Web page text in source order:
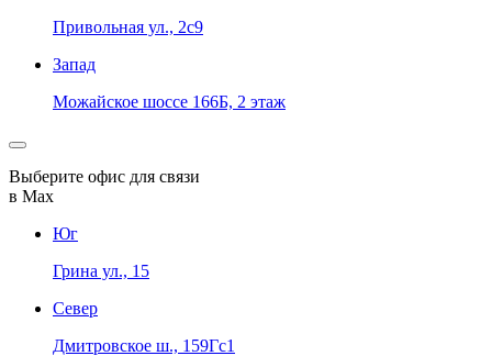
Привольная ул., 2с9
Запад
Можайское шоссе 166Б, 2 этаж
Выберите офис для связи
в Max
Юг
Грина ул., 15
Север
Дмитровское ш., 159Гс1